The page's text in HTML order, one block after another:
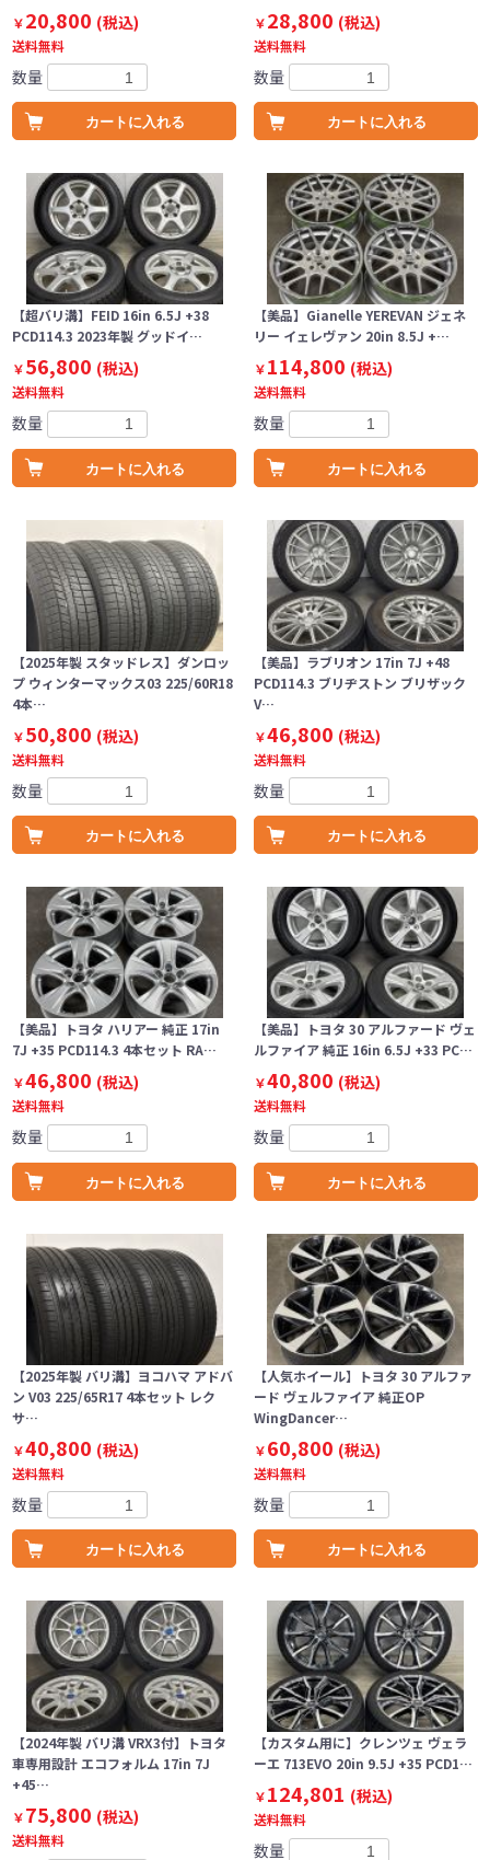
￥20,800 (税込)
送料無料
数量
カートに入れる
￥28,800 (税込)
送料無料
数量
カートに入れる
【超バリ溝】FEID 16in 6.5J +38
PCD114.3 2023年製 グッドイ…
￥56,800 (税込)
送料無料
数量
カートに入れる
【美品】Gianelle YEREVAN ジェネ
リー イェレヴァン 20in 8.5J +…
￥114,800 (税込)
送料無料
数量
カートに入れる
【2025年製 スタッドレス】ダンロッ
プ ウィンターマックス03 225/60R18
4本…
￥50,800 (税込)
送料無料
数量
カートに入れる
【美品】ラブリオン 17in 7J +48
PCD114.3 ブリヂストン ブリザック
V…
￥46,800 (税込)
送料無料
数量
カートに入れる
【美品】トヨタ ハリアー 純正 17in
7J +35 PCD114.3 4本セット RA…
￥46,800 (税込)
送料無料
数量
カートに入れる
【美品】トヨタ 30 アルファード ヴェ
ルファイア 純正 16in 6.5J +33 PC…
￥40,800 (税込)
送料無料
数量
カートに入れる
【2025年製 バリ溝】ヨコハマ アドバ
ン V03 225/65R17 4本セット レク
サ…
￥40,800 (税込)
送料無料
数量
カートに入れる
【人気ホイール】トヨタ 30 アルファ
ード ヴェルファイア 純正OP
WingDancer…
￥60,800 (税込)
送料無料
数量
カートに入れる
【2024年製 バリ溝 VRX3付】トヨタ
車専用設計 エコフォルム 17in 7J
+45…
￥75,800 (税込)
送料無料
【カスタム用に】クレンツェ ヴェラ
ーエ 713EVO 20in 9.5J +35 PCD1…
￥124,801 (税込)
送料無料
数量